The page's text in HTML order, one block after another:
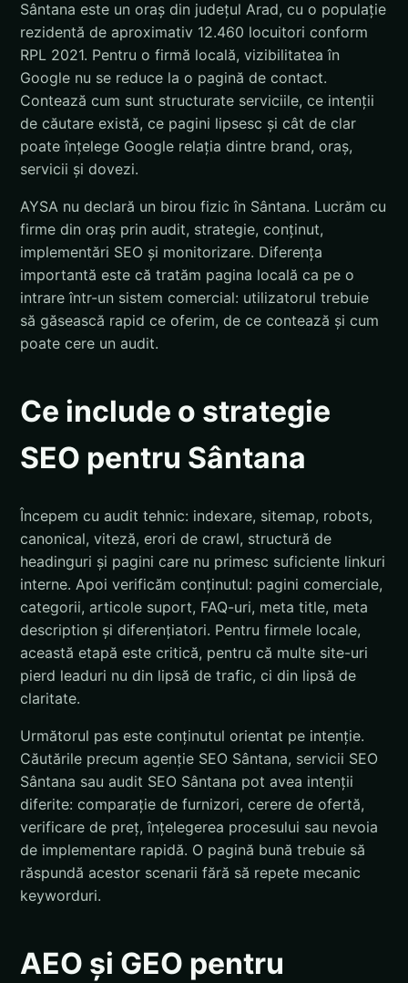
Sântana este un oraș din județul Arad, cu o populație
rezidentă de aproximativ 12.460 locuitori conform
RPL 2021. Pentru o firmă locală, vizibilitatea în
Google nu se reduce la o pagină de contact.
Contează cum sunt structurate serviciile, ce intenții
de căutare există, ce pagini lipsesc și cât de clar
poate înțelege Google relația dintre brand, oraș,
servicii și dovezi.
AYSA nu declară un birou fizic în Sântana. Lucrăm cu
firme din oraș prin audit, strategie, conținut,
implementări SEO și monitorizare. Diferența
importantă este că tratăm pagina locală ca pe o
intrare într-un sistem comercial: utilizatorul trebuie
să găsească rapid ce oferim, de ce contează și cum
poate cere un audit.
Ce include o strategie
SEO pentru Sântana
Începem cu audit tehnic: indexare, sitemap, robots,
canonical, viteză, erori de crawl, structură de
headinguri și pagini care nu primesc suficiente linkuri
interne. Apoi verificăm conținutul: pagini comerciale,
categorii, articole suport, FAQ-uri, meta title, meta
description și diferențiatori. Pentru firmele locale,
această etapă este critică, pentru că multe site-uri
pierd leaduri nu din lipsă de trafic, ci din lipsă de
claritate.
Următorul pas este conținutul orientat pe intenție.
Căutările precum agenție SEO Sântana, servicii SEO
Sântana sau audit SEO Sântana pot avea intenții
diferite: comparație de furnizori, cerere de ofertă,
verificare de preț, înțelegerea procesului sau nevoia
de implementare rapidă. O pagină bună trebuie să
răspundă acestor scenarii fără să repete mecanic
keyworduri.
AEO și GEO pentru